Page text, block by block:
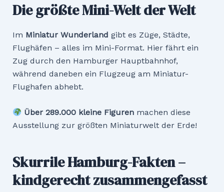
Die größte Mini-Welt der Welt
Im Miniatur Wunderland gibt es Züge, Städte,
Flughäfen – alles im Mini-Format. Hier fährt ein
Zug durch den Hamburger Hauptbahnhof,
während daneben ein Flugzeug am Miniatur-
Flughafen abhebt.
Über 289.000 kleine Figurenmachen diese
Ausstellung zur größten Miniaturwelt der Erde!
Skurrile Hamburg-Fakten –
kindgerecht zusammengefasst